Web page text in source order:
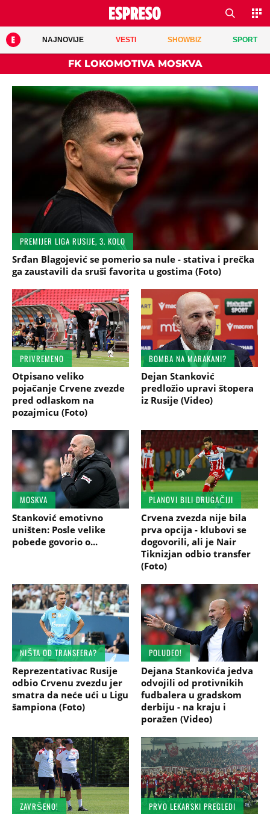
NAJNOVIJE VESTI SHOWBIZ SPORT
FK LOKOMOTIVA MOSKVA
PREMIJER LIGA RUSIJE, 3. KOLO
Srđan Blagojević se pomerio sa nule - stativa i prečka
ga zaustavili da sruši favorita u gostima (Foto)
PRIVREMENO
Otpisano veliko
pojačanje Crvene zvezde
pred odlaskom na
pozajmicu (Foto)
BOMBA NA MARAKANI?
Dejan Stanković
predložio upravi štopera
iz Rusije (Video)
MOSKVA
Stanković emotivno
uništen: Posle velike
pobede govorio o...
PLANOVI BILI DRUGAČIJI
Crvena zvezda nije bila
prva opcija - klubovi se
dogovorili, ali je Nair
Tiknizjan odbio transfer
(Foto)
NIŠTA OD TRANSFERA?
Reprezentativac Rusije
odbio Crvenu zvezdu jer
smatra da neće ući u Ligu
šampiona (Foto)
POLUDEO!
Dejana Stankovića jedva
odvojili od protivnikih
fudbalera u gradskom
derbiju - na kraju i
poražen (Video)
ZAVRŠENO!
PRVO LEKARSKI PREGLEDI